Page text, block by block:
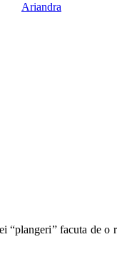
Ariandra
“plangeri” facuta de o